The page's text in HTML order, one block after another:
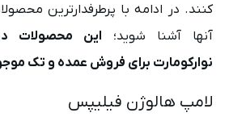
کنند. در ادامه با پرطرفدارترین
آنها آشنا شوید؛ این محصولات
نوارکومارت برای فروش عمده و تک
لامپ هالوژن فیلیپس